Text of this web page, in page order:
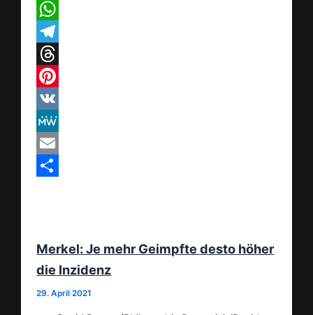
X
WhatsApp
Telegram
Threads
Pinterest
VK
MeWe
Email
Merkel: Je mehr Geimpfte desto höher
die Inzidenz
29. April 2021